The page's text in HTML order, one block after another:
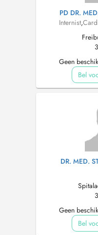
PD DR.
Internist,
Geen
Bel
DR. MED.
Geen
Bel